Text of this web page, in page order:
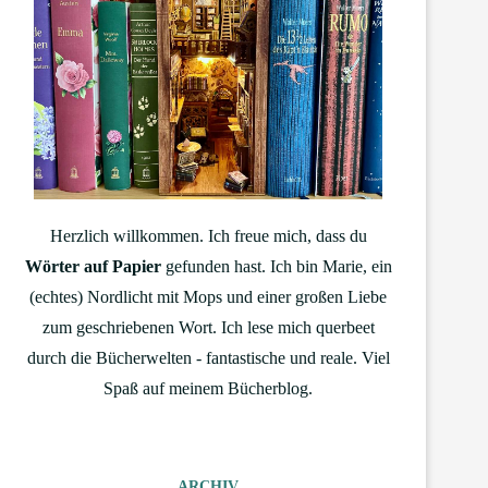
Herzlich willkommen. Ich freue mich, dass du
Wörter auf Papiergefunden hast. Ich bin Marie, ein
(echtes) Nordlicht mit Mops und einer großen Liebe
zum geschriebenen Wort. Ich lese mich querbeet
durch die Bücherwelten - fantastische und reale. Viel
Spaß auf meinem Bücherblog.